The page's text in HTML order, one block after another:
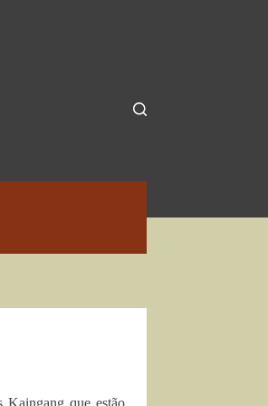
Kaingang que estão